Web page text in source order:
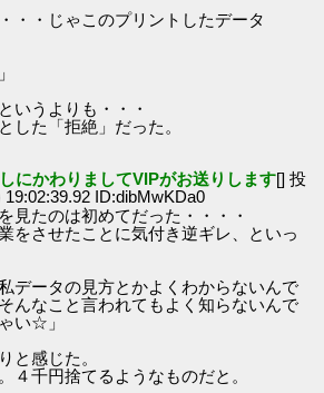
・・じゃこのプリントしたデータ
いうよりも・・・
「拒絶」だった。
にかわりましてVIPがお送りします[] 投
ID:dibMwKDa0
見たのは初めてだった・・・・
をさせたことに気付き逆ギレ、といっ
データの見方とかよくわからないんで
んなこと言われてもよく知らないんで
い☆」
と感じた。
４千円捨てるようなものだと。